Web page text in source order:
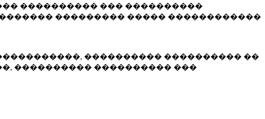
���������� ��� ����������
��������� ����� ������������
���������� ���������� ��
���������� ���������� ���